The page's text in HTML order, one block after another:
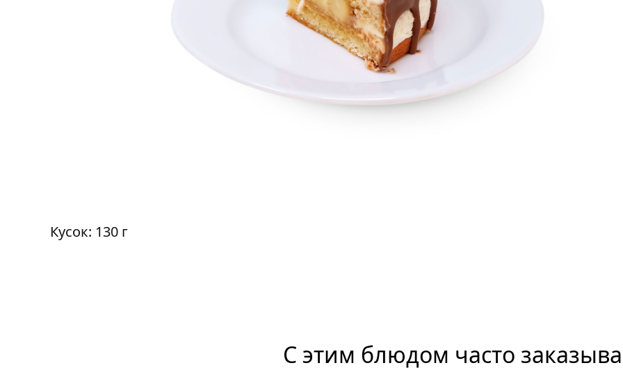
Кусок: 130 г
С этим блюдом часто